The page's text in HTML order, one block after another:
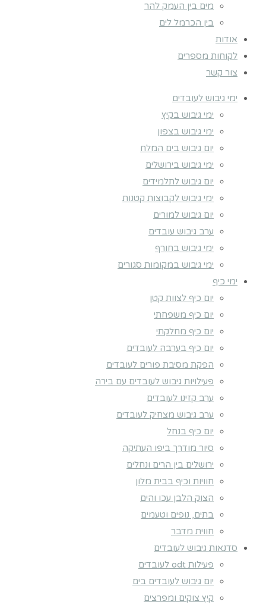
מים בין העמק להר
בין הכרמל לים
אודות
לקוחות מספרים
צור קשר
ימי גיבוש לעובדים
ימי גיבוש בקיץ
ימי גיבוש בצפון
יום גיבוש בים המלח
ימי גיבוש בירושלים
יום גיבוש לתלמידים
ימי גיבוש לקבוצות קטנות
יום גיבוש למורים
ערב גיבוש עובדים
ימי גיבוש בחורף
ימי גיבוש במקומות סגורים
ימי כיף
יום כיף לצוות קטן
יום כיף משפחתי
יום כיף מחלקתי
יום כיף בערבה לעובדים
הפקת מסיבת פורים לעובדים
פעילויות גיבוש לעובדים עם בירה
ערב קזינו לעובדים
ערב גיבוש מצחיק לעובדים
יום כיף בנחל
סיור מודרך ביפו העתיקה
ירושלים בין הרים ונחלים
חוויות וכיף בבית מלון
הצוק הלבן עכו והים
בתים, נופים וטעמים
חווית מדבר
סדנאות גיבוש לעובדים
פעילות odt לעובדים
יום גיבוש לעובדים בים
קיץ צוקים ומפרצים